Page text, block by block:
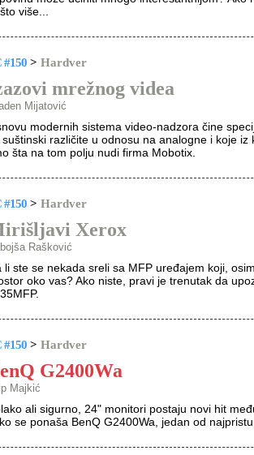
više...
#150 > Hardver
mrežnog videa
Mijatović
modernih sistema video-nadzora čine
suštinski različite u odnosu na analogne i koje
šta na tom polju nudi firma Mobotix.
#150 > Hardver
Xerox
Rašković
li ste se nekada sreli sa MFP uređajem koji,
oko vas? Ako niste, pravi je trenutak da
#150 > Hardver
G2400Wa
Majkić
ali sigurno, 24" monitori postaju novi hit
se ponaša BenQ G2400Wa, jedan od